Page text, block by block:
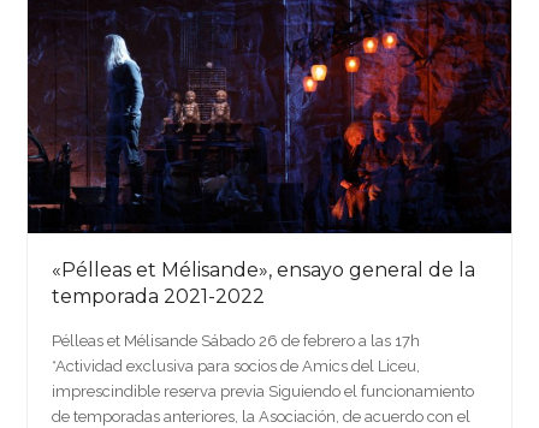
«Pélleas et Mélisande», ensayo general de la
temporada 2021-2022
Pélleas et Mélisande Sábado 26 de febrero a las 17h
*Actividad exclusiva para socios de Amics del Liceu,
imprescindible reserva previa Siguiendo el funcionamiento
de temporadas anteriores, la Asociación, de acuerdo con el